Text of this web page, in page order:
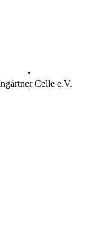
•
Celle e.V.